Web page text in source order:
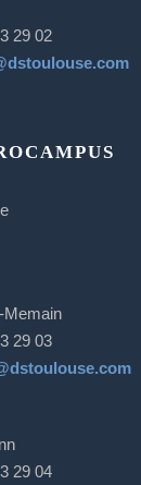
29 02
Memain
29 03
29 04